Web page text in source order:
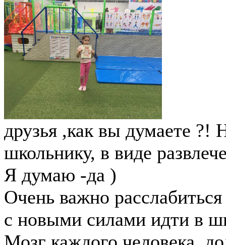
друзья ,как вы думаете ?!
школьнику, в виде
Я думаю -да )
Очень важно
с новыми силами идти в